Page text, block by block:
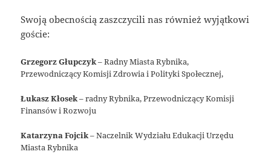
Swoją obecnością zaszczycili nas również wyjątkowi
goście:
Grzegorz Głupczyk– Radny Miasta Rybnika,
Przewodniczący Komisji Zdrowia i Polityki Społecznej,
Łukasz Kłosek– radny Rybnika, Przewodniczący Komisji
Finansów i Rozwoju
Katarzyna Fojcik– Naczelnik Wydziału Edukacji Urzędu
Miasta Rybnika